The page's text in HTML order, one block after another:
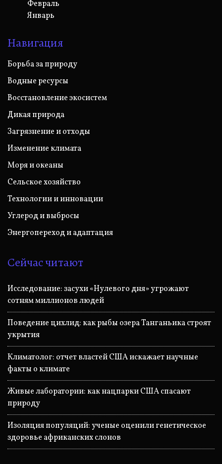
Февраль
Январь
Навигация
Борьба за природу
Водные ресурсы
Восстановление экосистем
Дикая природа
Загрязнение и отходы
Изменение климата
Моря и океаны
Сельское хозяйство
Технологии и инновации
Углерод и выбросы
Энергопереход и адаптация
Сейчас читают
Исследование: засухи «Нулевого дня» угрожают
сотням миллионов людей
Поведение цихлид: как рыбы озера Танганьика строят
укрытия
Климатолог: отчет властей США искажает научные
факты о климате
Живые лаборатории: как нацпарки США спасают
природу
Изоляция популяций: ученые оценили генетическое
здоровье африканских слонов